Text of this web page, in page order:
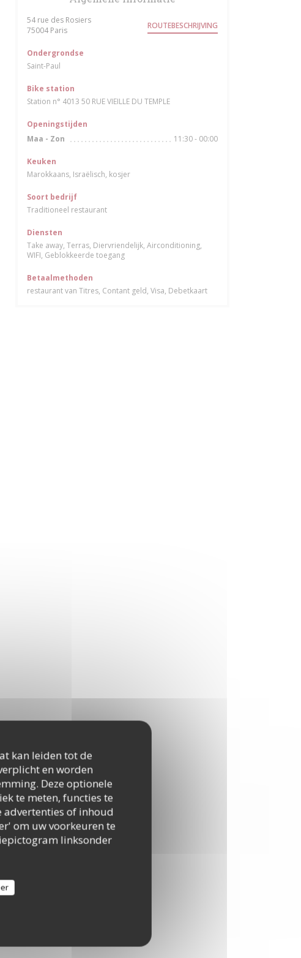
kan leiden tot de
en worden
Deze optionele
te meten, functies te
advertenties of inhoud
om uw voorkeuren te
linksonder
54 rue des Rosiers
75004 Paris((opent in een nieuw venster))ROUTEBESCHRIJVING
Ondergrondse
Saint-Paul
Bike station
Station n° 4013 50 RUE VIEILLE DU TEMPLE
Openingstijden
Maa - Zon 11:30 - 00:00
Keuken
Marokkaans, Israëlisch, kosjer
Soort bedrijf
Traditioneel restaurant
Diensten
Take away, Terras, Diervriendelijk, Airconditioning,
WIFI, Geblokkeerde toegang
Betaalmethoden
restaurant van Titres, Contant geld, Visa, Debetkaart